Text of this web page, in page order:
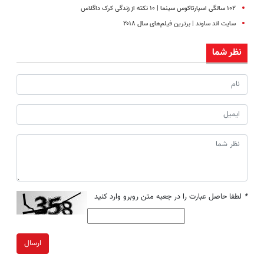
۱۰۲ سالگی اسپارتاکوس سینما | ۱۰ نکته از زندگی کرک داگلاس
سایت‌ اند ساوند | برترین‌ فیلم‌های سال ۲۰۱۸
نظر شما
* لطفا حاصل عبارت را در جعبه متن روبرو وارد کنید
ارسال